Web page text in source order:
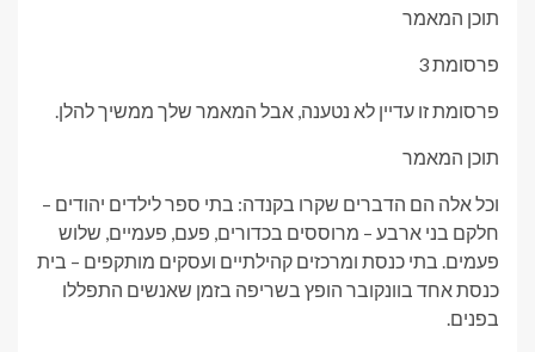
תוכן המאמר
פרסומת 3
פרסומת זו עדיין לא נטענה, אבל המאמר שלך ממשיך להלן.
תוכן המאמר
וכל אלה הם הדברים שקרו בקנדה: בתי ספר לילדים יהודים –
חלקם בני ארבע – מרוססים בכדורים, פעם, פעמיים, שלוש
פעמים. בתי כנסת ומרכזים קהילתיים ועסקים מותקפים – בית
כנסת אחד בוונקובר הופץ בשריפה בזמן שאנשים התפללו
בפנים.